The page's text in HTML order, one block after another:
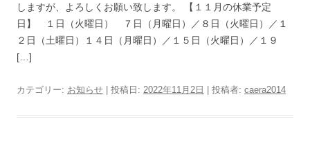
しますが、よろしくお願い致します。 【１１月の休業予定
日】 １日（火曜日） ７日（月曜日）／８日（火曜日）／１
２日（土曜日）１４日（月曜日）／１５日（火曜日）／１９
[…]
カテゴリー: お知らせ | 投稿日: 2022年11月2日 投稿者: caera2014